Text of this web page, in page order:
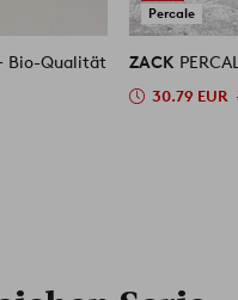
Bio-Qualität
Percale
ZACK
30.79 EUR